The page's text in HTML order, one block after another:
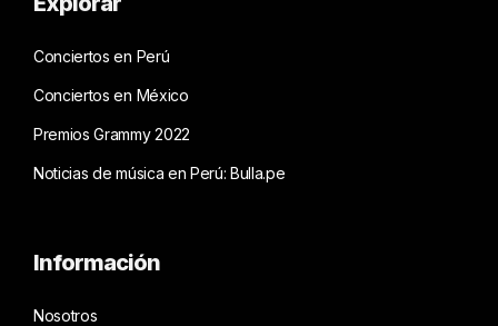
Conciertos en Perú
Conciertos en México
Premios Grammy 2022
Noticias de música en Perú: Bulla.pe
Información
Nosotros